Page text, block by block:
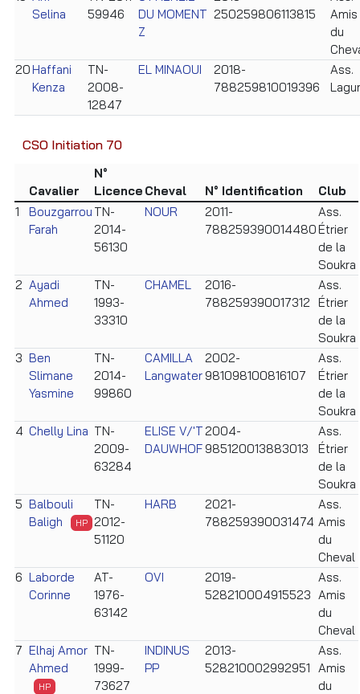
Selina
59946
DU MOMENT
Z
250259806113815
Amis
du
20Haffani
Kenza
TN-
2008-
12847
EL MINAOUI
2018-
788259810019396
Ass.
CSO Initiation 70
Cavalier
N°
Licence Cheval N° Identification
Club
1
Bouzgarrou
Farah
TN-
2014-
56130
NOUR
2011-
788259390014480
Ass.
Étrier
de la
Soukra
2 Ayadi
Ahmed
TN-
1993-
33310
CHAMEL
2016-
788259390017312
Ass.
Étrier
de la
Soukra
3 Ben
Slimane
Yasmine
TN-
2014-
99860
CAMILLA
Langwater
2002-
981098100816107
Ass.
Étrier
de la
Soukra
4 Chelly Lina TN-
2009-
63284
ELISE V/'T
DAUWHOF
2004-
985120013883013
Ass.
Étrier
de la
Soukra
5 Balbouli
Baligh
HP
TN-
2012-
51120
HARB
2021-
788259390031474
Ass.
Amis
du
Cheval
6 Laborde
Corinne
AT-
1976-
63142
OVI
2019-
528210004915523
Ass.
Amis
du
Cheval
7 Elhaj Amor
Ahmed
HP
TN-
1999-
73627
INDINUS
PP
2013-
528210002992951
Ass.
Amis
du